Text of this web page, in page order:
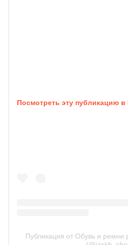
Посмотреть эту публикацию в
Публикация от Обувь и ремни